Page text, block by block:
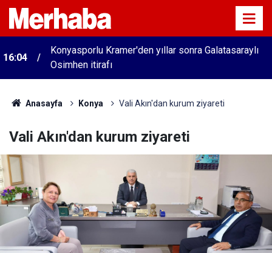
16:04
Konyasporlu Kramer'den yıllar sonra Galatasaraylı
Osimhen itirafı
Anasayfa Konya Vali Akın'dan kurum ziyareti
Vali Akın'dan kurum ziyareti